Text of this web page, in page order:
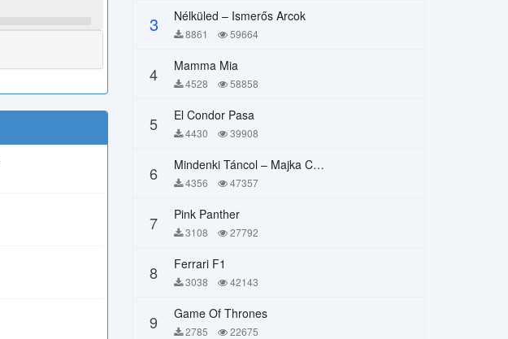
3 Nélküled – Ismerős Arcok
8861 59664
4 Mamma Mia
4528 58858
5 El Condor Pasa
4430 39908
6 Mindenki Táncol – Majka Curtis, Péter Majoros
4356 47357
7 Pink Panther
3108 27792
8 Ferrari F1
3038 42143
9 Game Of Thrones
2785 22675